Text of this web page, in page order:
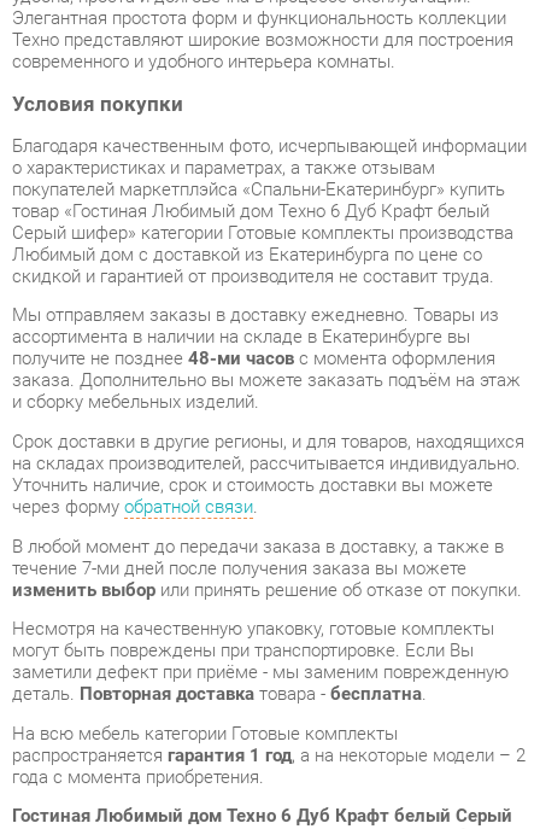
Условия покупки
Благодаря качественным фото, исчерпывающей информации
покупателей маркетплэйса «Спальни-Екатеринбург» купить
Серый шифер» категории Готовые комплекты производства
Любимый дом с доставкой из Екатеринбурга по цене со
скидкой и гарантией от производителя не составит труда.
Мы отправляем заказы в доставку ежедневно. Товары из
ассортимента в наличии на складе в Екатеринбурге вы
получите не позднее48-ми часовс момента оформления
и сборку мебельных изделий.
Срок доставки в другие регионы, и для товаров, находящихся
на складах производителей, рассчитывается индивидуально.
Уточнить наличие, срок и стоимость доставки вы можете
через формуобратной связи.
В любой момент до передачи заказа в доставку, а также в
течение 7-ми дней после получения заказа вы можете
изменить выборили принять решение об отказе от покупки.
могут быть повреждены при транспортировке. Если Вы
заметили дефект при приёме - мы заменим поврежденную
деталь.Повторная доставкатовара -бесплатна.
На всю мебель категории Готовые комплекты
распространяетсягарантия 1 год, а на некоторые модели – 2
года с момента приобретения.
шифер- это качественное изделие производства
дом, соответствующее современному государственному
стандарту.
Надеемся, вы останетесь довольны вашим приобретением, и